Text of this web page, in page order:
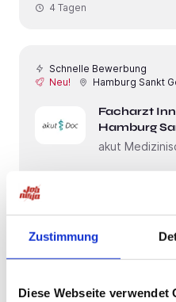
Zustimmung
Diese Webseite verwendet
4 Tagen
Schnelle Bewerbung
Neu!
Hamburg Sankt
Facharzt
Hamburg
akut
Schnelle Bewerbung